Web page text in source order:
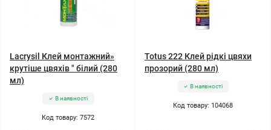
Lacrysil Клей монтажний»
крутіше цвяхів " білий (280
мл)
В наявності
Код товару: 7572
Totus 222 Клей рідкі цвяхи
прозорий (280 мл)
В наявності
Код товару: 104068